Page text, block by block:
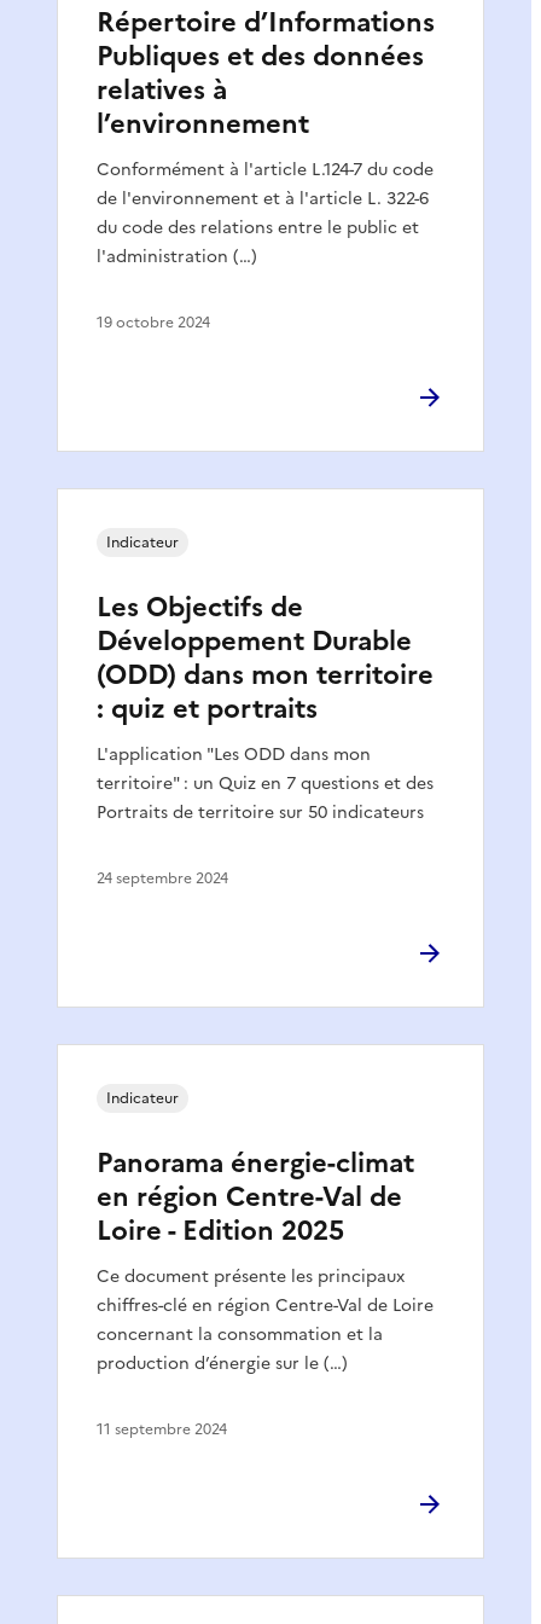
Répertoire d’Informations
Publiques et des données
relatives à
l’environnement
Conformément à l'article L.124-7 du code
de l'environnement et à l'article L. 322-6
du code des relations entre le public et
l'administration (…)
19 octobre 2024
Les Objectifs de
Développement Durable
(ODD) dans mon territoire
: quiz et portraits
L'application "Les ODD dans mon
territoire" : un Quiz en 7 questions et des
Portraits de territoire sur 50 indicateurs
Indicateur
24 septembre 2024
Panorama énergie-climat
en région Centre-Val de
Loire - Edition 2025
Ce document présente les principaux
chiffres-clé en région Centre-Val de Loire
concernant la consommation et la
production d’énergie sur le (…)
Indicateur
11 septembre 2024